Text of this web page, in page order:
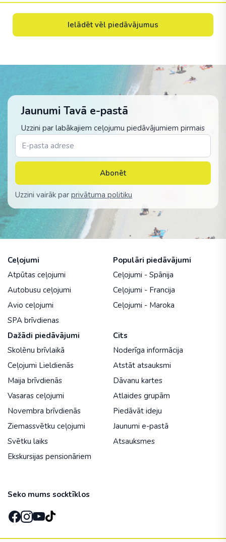
Ielādēt vēl piedāvājumus
Jaunumi Tavā e-pastā
Uzzini par labākajiem ceļojumu piedāvājumiem pirmais
Abonēt
Uzzini vairāk par privātuma politiku
Ceļojumi
Atpūtas ceļojumi
Autobusu ceļojumi
Avio ceļojumi
SPA brīvdienas
Populāri piedāvājumi
Ceļojumi - Spānija
Ceļojumi - Francija
Ceļojumi - Maroka
Dažādi piedāvājumi
Skolēnu brīvlaikā
Ceļojumi Lieldienās
Maija brīvdienās
Vasaras ceļojumi
Novembra brīvdienās
Ziemassvētku ceļojumi
Svētku laiks
Ekskursijas pensionāriem
Cits
Noderīga informācija
Atstāt atsauksmi
Dāvanu kartes
Atlaides grupām
Piedāvāt ideju
Jaunumi e-pastā
Atsauksmes
Seko mums socktīklos